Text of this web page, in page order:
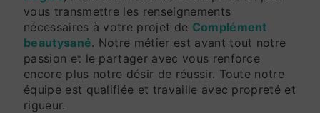
vous transmettre les renseignements
nécessaires à votre projet de Complément
beautysané. Notre métier est avant tout notre
passion et le partager avec vous renforce
encore plus notre désir de réussir. Toute notre
équipe est qualifiée et travaille avec propreté et
rigueur.